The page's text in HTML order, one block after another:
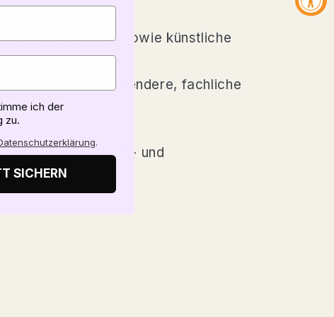
Tierversuche sowie künstliche
. Für noch tiefgreifendere, fachliche
Nährstoff- und
ich der
zu.
.
SICHERN